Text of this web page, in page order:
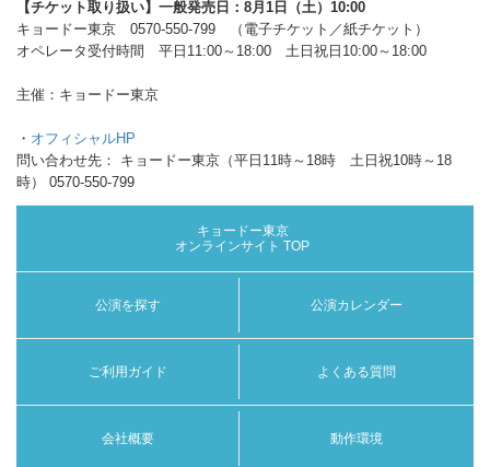
【チケット取り扱い】一般発売日：8月1日（土）10:00
キョードー東京 0570-550-799 （電子チケット／紙チケット）
オペレータ受付時間 平日11:00～18:00 土日祝日10:00～18:00
主催：キョードー東京
・ オフィシャルHP
問い合わせ先： キョードー東京（平日11時～18時 土日祝10時～18
時） 0570-550-799
キョードー東京
オンラインサイト TOP
公演を探す 公演カレンダー
ご利用ガイド よくある質問
会社概要 動作環境